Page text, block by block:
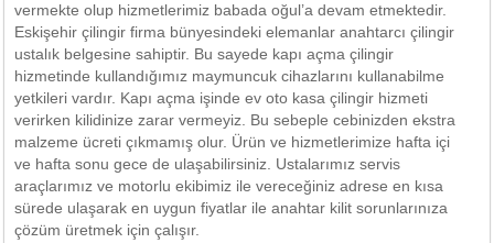
vermekte olup hizmetlerimiz babada oğul’a devam etmektedir.
Eskişehir çilingir firma bünyesindeki elemanlar anahtarcı çilingir
ustalık belgesine sahiptir. Bu sayede kapı açma çilingir
hizmetinde kullandığımız maymuncuk cihazlarını kullanabilme
yetkileri vardır. Kapı açma işinde ev oto kasa çilingir hizmeti
verirken kilidinize zarar vermeyiz. Bu sebeple cebinizden ekstra
malzeme ücreti çıkmamış olur. Ürün ve hizmetlerimize hafta içi
ve hafta sonu gece de ulaşabilirsiniz. Ustalarımız servis
araçlarımız ve motorlu ekibimiz ile vereceğiniz adrese en kısa
sürede ulaşarak en uygun fiyatlar ile anahtar kilit sorunlarınıza
çözüm üretmek için çalışır.